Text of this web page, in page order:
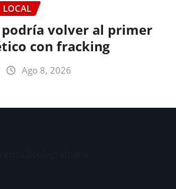
LOCAL
podría volver al primer
con fracking
Ago 8, 2026